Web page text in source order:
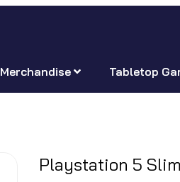
Merchandise Tabletop
Playstation 5 Slim